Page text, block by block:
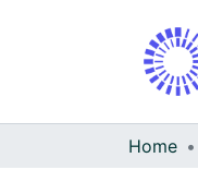
Home